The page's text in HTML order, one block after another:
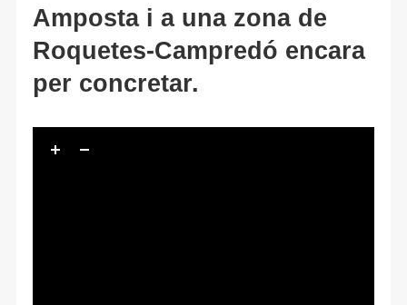
Amposta i a una zona de
Roquetes-Campredó encara
per concretar.